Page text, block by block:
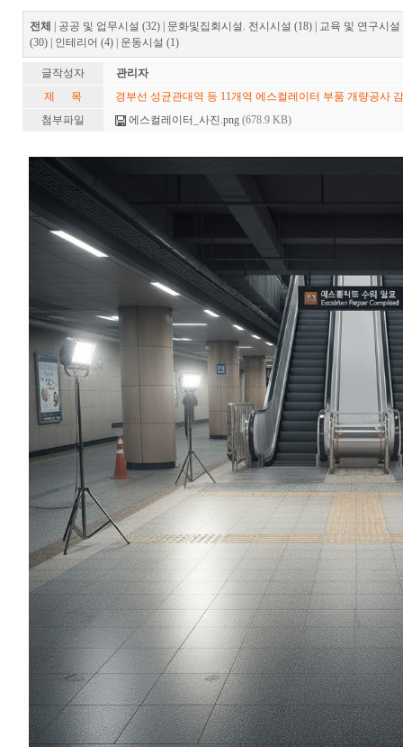
전체 공공 및 업무시설 (32)| 문화및집회시설. 전시시설 (18)|
교육 및 연구시설
(30)| 인테리어 (4)| 운동시설 (1)
글작성자
관리자
제 목
경부선 성균관대역 등 11개역 에스컬레이터 부품 개량공사
첨부파일
에스컬레이터_사진.png(678.9 KB)